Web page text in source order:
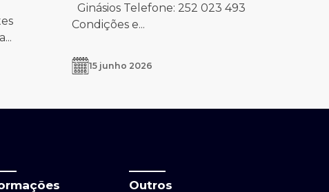
Ginásios Telefone: 252 023 493
Condições e...
15 junho 2026
Outros